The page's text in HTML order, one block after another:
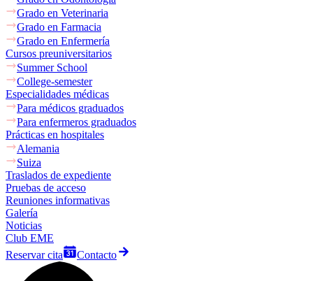
Grado en Veterinaria
Grado en Farmacia
Grado en Enfermería
Cursos preuniversitarios
Summer School
College-semester
Especialidades médicas
Para médicos graduados
Para enfermeros graduados
Prácticas en hospitales
Alemania
Suiza
Traslados de expediente
Pruebas de acceso
Reuniones informativas
Galería
Noticias
Club EME
Reservar cita
Contacto